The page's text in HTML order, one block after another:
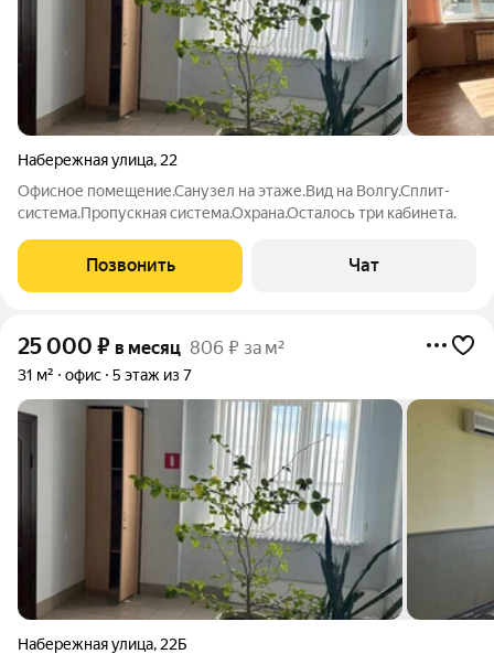
Набережная улица, 22
Офисное помещение.Санузел на этаже.Вид на Волгу.Сплит-
система.Пропускная система.Охрана.Осталось три кабинета.
Позвонить Чат
25 000 ₽ в месяц 806 ₽ за м²
31 м² офис 5 этаж из 7
Набережная улица, 22Б